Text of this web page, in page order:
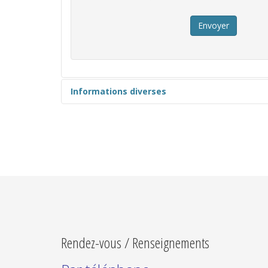
Envoyer
Informations diverses
Rendez-vous / Renseignements